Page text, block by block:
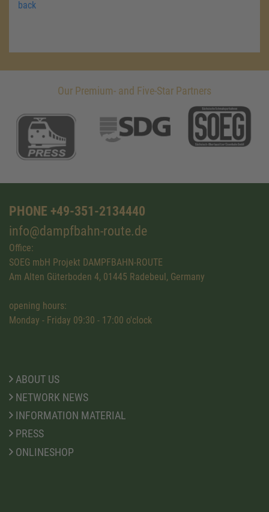
back
Our Premium- and Five-Star Partners
PHONE +49-351-2134440
info@dampfbahn-route.de
Office:
SOEG mbH Projekt DAMPFBAHN-ROUTE
Am Alten Güterboden 4, 01445 Radebeul, Germany
opening hours:
Monday - Friday 09:30 - 17:00 o'clock
ABOUT US
NETWORK NEWS
INFORMATION MATERIAL
PRESS
ONLINESHOP